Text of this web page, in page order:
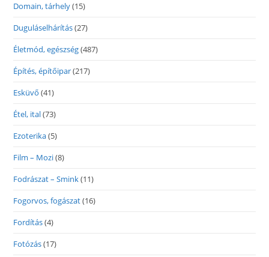
Domain, tárhely(15)
Duguláselhárítás(27)
Életmód, egészség(487)
Építés, építőipar(217)
Esküvő (41)
Étel, ital(73)
Ezoterika(5)
Film – Mozi(8)
Fodrászat – Smink(11)
Fogorvos, fogászat(16)
Fordítás(4)
Fotózás(17)